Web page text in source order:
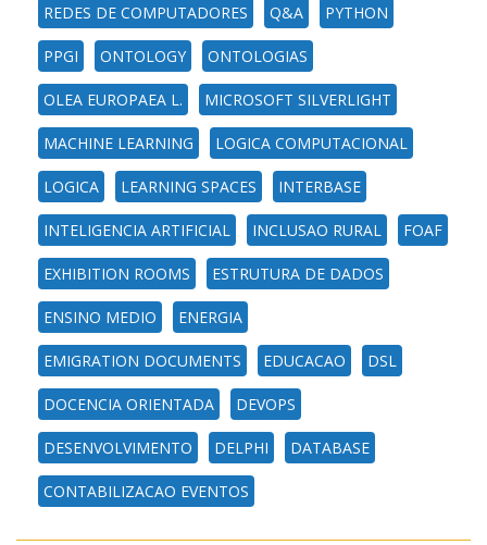
REDES DE COMPUTADORES Q&A PYTHON
PPGI ONTOLOGY ONTOLOGIAS
OLEA EUROPAEA L. MICROSOFT SILVERLIGHT
MACHINE LEARNING LOGICA COMPUTACIONAL
LOGICA LEARNING SPACES INTERBASE
INTELIGENCIA ARTIFICIAL INCLUSAO RURAL FOAF
EXHIBITION ROOMS ESTRUTURA DE DADOS
ENSINO MEDIO ENERGIA
EMIGRATION DOCUMENTS EDUCACAO DSL
DOCENCIA ORIENTADA DEVOPS
DESENVOLVIMENTO DELPHI DATABASE
CONTABILIZACAO EVENTOS